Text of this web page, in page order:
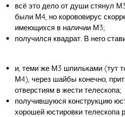
всё это дело от души стянул
были М4, но корововирус
имеющихся в наличии М3;
получился квадрат. В него
и, теми же М3 шпильками (тут
М4), через шайбы конечно,
отверстиям в жести телескопа;
получившуюся конструкцию
хорошей юстировки телескопа